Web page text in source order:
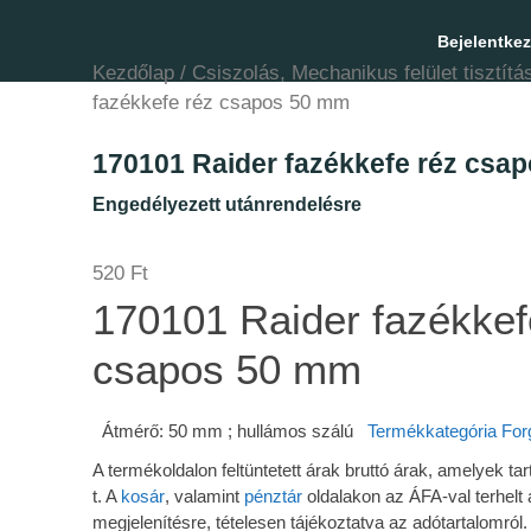
Kezdőlap / Csiszolás, Mechanikus felület
fazékkefe réz csapos 50 mm
170101 Raider fazékkefe réz
Engedélyezett utánrendelésre
520 Ft
170101 Raider
csapos 50 mm
Átmérő: 50 mm ; hullámos szálú Termékkategória
A termékoldalon feltüntetett árak bruttó árak, amelyek
t. A kosár, valamint pénztár oldalakon az ÁFA-val terhelt
megjelenítésre, tételesen tájékoztatva az adótartalomról.